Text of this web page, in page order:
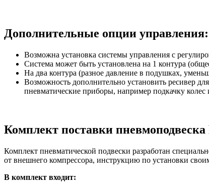
Дополнительные опции управления:
Возможна установка системы управления с
Система может быть установлена на 1 контура
На два контура (разное давление в подушках,
Возможность дополнительно установить ресивер
пневматические приборы, например подкачку
Комплект поставки
Комплект пневматической подвески разработан
от внешнего компрессора, инструкцию по установки
В комплект входит: